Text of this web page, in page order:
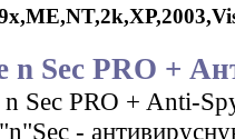
n Sec PRO +
n Sec PRO + Anti-
-